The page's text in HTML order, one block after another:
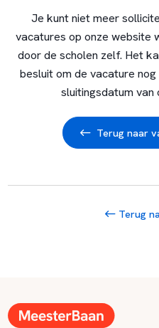
Je kunt niet meer
vacatures op onze website
door de scholen zelf. Het
besluit om de vacature
sluitingsdatum van
Terug naar
Terug